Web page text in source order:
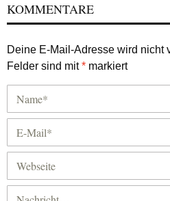
KOMMENTARE
Deine E-Mail-Adresse wird nicht
Felder sind mit* markiert